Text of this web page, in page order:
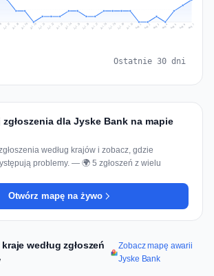
Jul 17 Jul 18 Jul 19 Jul 20 Jul 21 Jul 22 Jul 23 Jul 24 Jul 25 Jul 26 Jul 27 Jul 28 Jul 29 Jul 30 Jul 31 Aug 1 Aug 2 Aug 3 Aug 4 Aug 5 Aug 6 Aug 7
Ostatnie 30 dni
dla Jyske Bank na mapie
według krajów i zobacz, gdzie
problemy. — 🌍 5 zgłoszeń z wielu
Otwórz mapę na żywo
według zgłoszeń
Zobacz mapę awarii
Jyske Bank